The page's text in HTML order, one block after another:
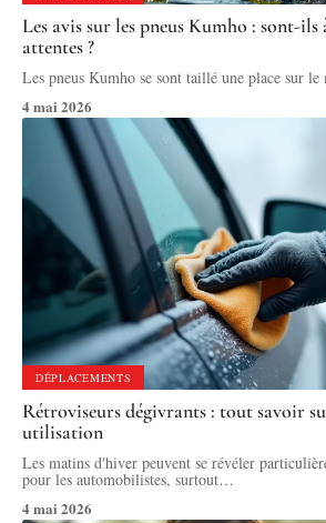
Les avis sur les pneus Kumho : sont-ils
attentes ?
Les pneus Kumho se sont taillé une place sur le
4 mai 2026
DÉPLACEMENTS
Rétroviseurs dégivrants : tout savoir
utilisation
Les matins d'hiver peuvent se révéler
pour les automobilistes, surtout…
4 mai 2026